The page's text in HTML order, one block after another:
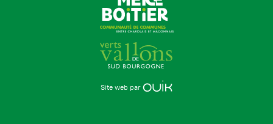
Site web par